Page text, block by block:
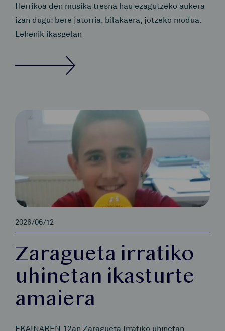
Herrikoa den musika tresna hau ezagutzeko aukera
izan dugu: bere jatorria, bilakaera, jotzeko modua.
Lehenik ikasgelan
2026/06/12
Zaragueta irratiko
uhinetan ikasturte
amaiera
EKAINAREN 12an Zaragueta Irratiko uhinetan